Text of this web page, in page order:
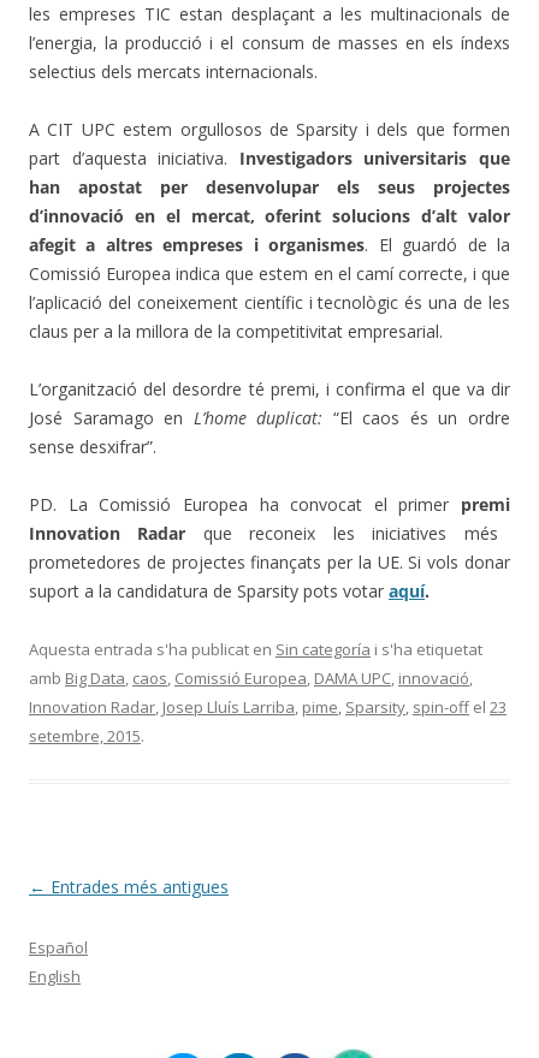
les empreses TIC estan desplaçant a les multinacionals de
l’energia, la producció i el consum de masses en els índexs
selectius dels mercats internacionals.
A CIT UPC estem orgullosos de Sparsity i dels que formen
part d’aquesta iniciativa. Investigadors universitaris que
han apostat per desenvolupar els seus projectes
d’innovació en el mercat, oferint solucions d’alt valor
afegit a altres empreses i organismes. El guardó de la
Comissió Europea indica que estem en el camí correcte, i que
l’aplicació del coneixement científic i tecnològic és una de les
claus per a la millora de la competitivitat empresarial.
L’organització del desordre té premi, i confirma el que va dir
José Saramago en L’home duplicat: “El caos és un ordre
sense desxifrar”.
PD. La Comissió Europea ha convocat el primer premi
Innovation
Radar que reconeix les iniciatives
més
prometedores de projectes finançats per la UE. Si vols donar
suport a la candidatura de Sparsity pots votar aquí.
Aquesta entrada s'ha publicat en Sin categoría i s'ha etiquetat
amb Big Data, caos, Comissió Europea, DAMA UPC, innovació,
Innovation Radar, Josep Lluís Larriba, pime, Sparsity, spin-offel 23
setembre, 2015.
Navegació
les
entrades
← Entrades més antigues
Español
English